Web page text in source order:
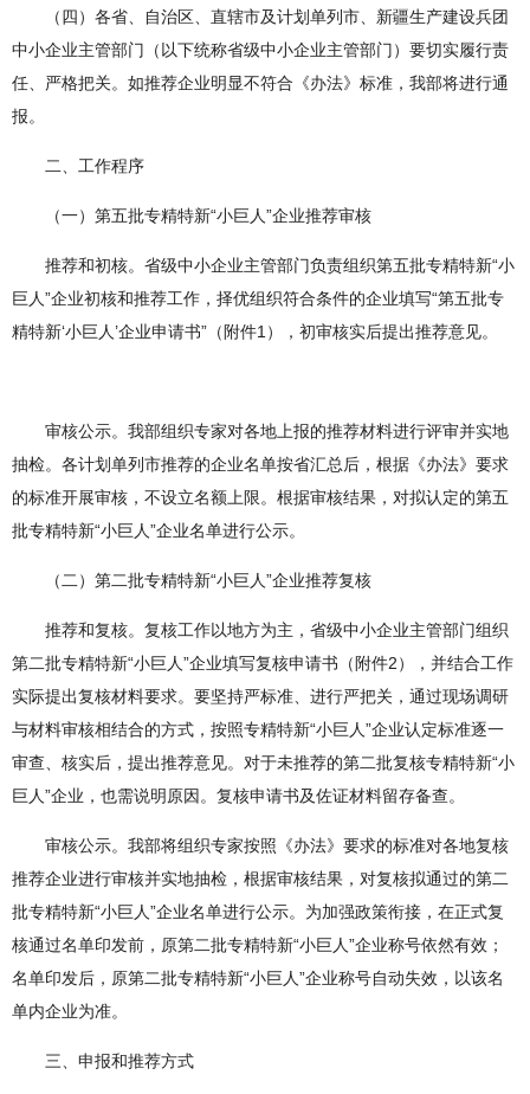
（四）各省、自治区、直辖市及计划单列市、新疆生产建设兵团
中小企业主管部门（以下统称省级中小企业主管部门）要切实履行责
任、严格把关。如推荐企业明显不符合《办法》标准，我部将进行通
报。
二、工作程序
（一）第五批专精特新“小巨人”企业推荐审核
推荐和初核。省级中小企业主管部门负责组织第五批专精特新“小
巨人”企业初核和推荐工作，择优组织符合条件的企业填写“第五批专
精特新‘小巨人’企业申请书”（附件1），初审核实后提出推荐意见。
审核公示。我部组织专家对各地上报的推荐材料进行评审并实地
抽检。各计划单列市推荐的企业名单按省汇总后，根据《办法》要求
的标准开展审核，不设立名额上限。根据审核结果，对拟认定的第五
批专精特新“小巨人”企业名单进行公示。
（二）第二批专精特新“小巨人”企业推荐复核
推荐和复核。复核工作以地方为主，省级中小企业主管部门组织
第二批专精特新“小巨人”企业填写复核申请书（附件2），并结合工作
实际提出复核材料要求。要坚持严标准、进行严把关，通过现场调研
与材料审核相结合的方式，按照专精特新“小巨人”企业认定标准逐一
审查、核实后，提出推荐意见。对于未推荐的第二批复核专精特新“小
巨人”企业，也需说明原因。复核申请书及佐证材料留存备查。
审核公示。我部将组织专家按照《办法》要求的标准对各地复核
推荐企业进行审核并实地抽检，根据审核结果，对复核拟通过的第二
批专精特新“小巨人”企业名单进行公示。为加强政策衔接，在正式复
核通过名单印发前，原第二批专精特新“小巨人”企业称号依然有效；
名单印发后，原第二批专精特新“小巨人”企业称号自动失效，以该名
单内企业为准。
三、申报和推荐方式